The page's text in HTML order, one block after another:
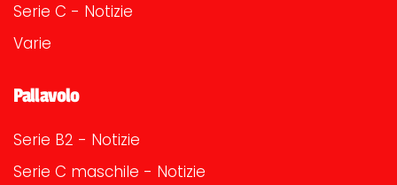
Serie C - Notizie
Varie
Pallavolo
Serie B2 - Notizie
Serie C maschile - Notizie